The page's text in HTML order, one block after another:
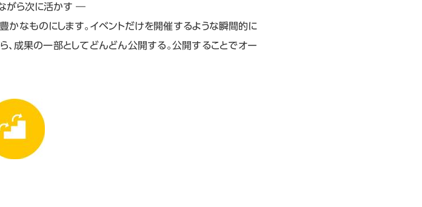
がら次に活かす ―
かなものにします。イベントだけを開催するような瞬間的に
成果の一部としてどんどん公開する。公開することでオー